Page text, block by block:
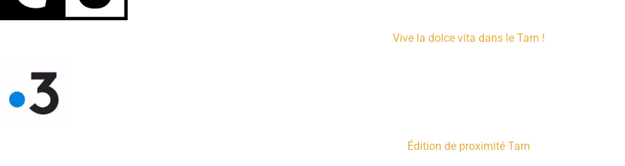
Vive la dolce vita dans le Tarn !
Édition de proximité Tarn